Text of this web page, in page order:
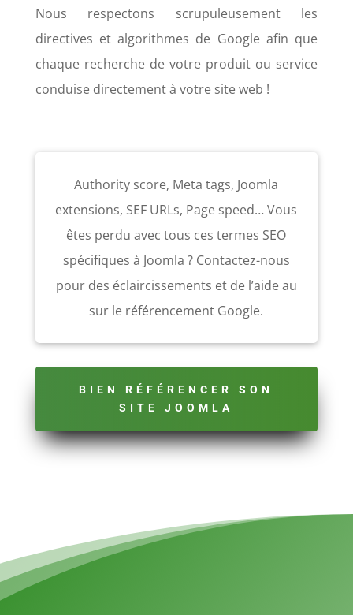
Nous respectons scrupuleusement les
directives et algorithmes de Google afin que
chaque recherche de votre produit ou service
conduise directement à votre site web !
Authority score, Meta tags, Joomla
extensions, SEF URLs, Page speed… Vous
êtes perdu avec tous ces termes SEO
spécifiques à Joomla ? Contactez-nous
pour des éclaircissements et de l’aide au
sur le référencement Google.
BIEN RÉFÉRENCER SON
SITE JOOMLA